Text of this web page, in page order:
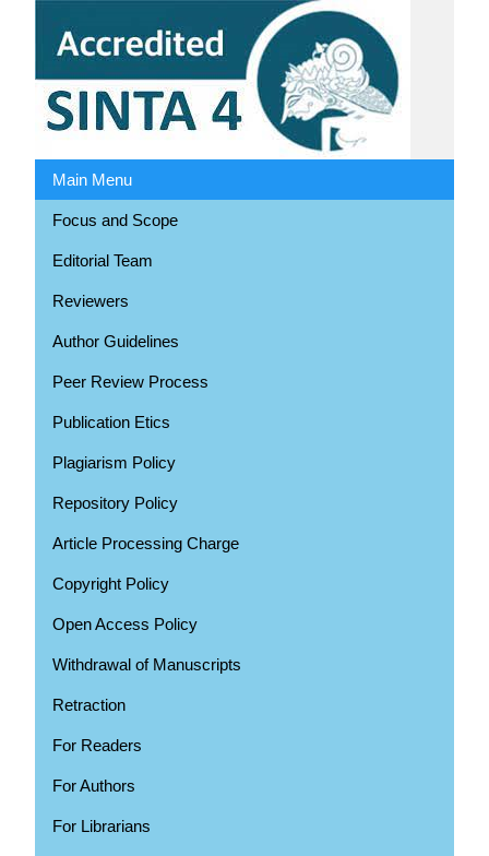
Main Menu
Focus and Scope
Editorial Team
Reviewers
Author Guidelines
Peer Review Process
Publication Etics
Plagiarism Policy
Repository Policy
Article Processing Charge
Copyright Policy
Open Access Policy
Withdrawal of Manuscripts
Retraction
For Readers
For Authors
For Librarians